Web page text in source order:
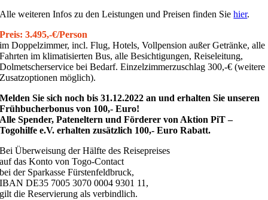
Alle weiteren Infos zu den Leistungen und Preisen finden Siehier.
Preis: 3.495,-€/Person
im Doppelzimmer, incl. Flug, Hotels, Vollpension außer Getränke, alle
Fahrten im klimatisierten Bus, alle Besichtigungen, Reiseleitung,
Dolmetscherservice bei Bedarf. Einzelzimmerzuschlag 300,-€ (weitere
Zusatzoptionen möglich).
Melden Sie sich noch bis 31.12.2022 an und erhalten Sie unseren
Frühbucherbonus von 100,- Euro!
Alle Spender, Pateneltern und Förderer von Aktion PiT –
Togohilfe e.V. erhalten zusätzlich 100,- Euro Rabatt.
Bei Überweisung der Hälfte des Reisepreises
auf das Konto von Togo-Contact
bei der Sparkasse Fürstenfeldbruck,
IBAN DE35 7005 3070 0004 9301 11,
gilt die Reservierung als verbindlich.